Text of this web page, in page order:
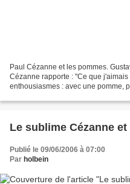
Paul Cézanne et les pommes.
Cézanne rapporte : "Ce que
enthousiasmes : avec une pomme,
Le sublime Cézanne
Publié le 09/06/2006 à 07:00
Par holbein